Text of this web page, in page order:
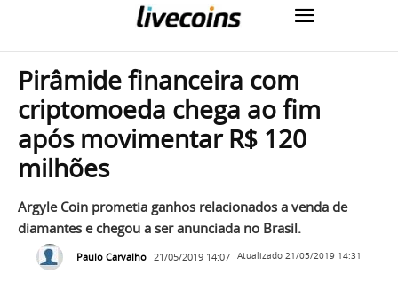
Pirâmide financeira com
criptomoeda chega ao fim
após movimentar R$ 120
milhões
Argyle Coin prometia ganhos relacionados a venda de
diamantes e chegou a ser anunciada no Brasil.
Paulo Carvalho 21/05/2019 14:07 Atualizado 21/05/2019 14:31